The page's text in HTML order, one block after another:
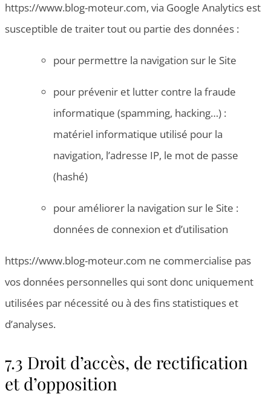
https://www.blog-moteur.com, via Google Analytics est
susceptible de traiter tout ou partie des données :
pour permettre la navigation sur le Site
pour prévenir et lutter contre la fraude
informatique (spamming, hacking…) :
matériel informatique utilisé pour la
navigation, l’adresse IP, le mot de passe
(hashé)
pour améliorer la navigation sur le Site :
données de connexion et d’utilisation
https://www.blog-moteur.com ne commercialise pas
vos données personnelles qui sont donc uniquement
utilisées par nécessité ou à des fins statistiques et
d’analyses.
7.3 Droit d’accès, de rectification
et d’opposition